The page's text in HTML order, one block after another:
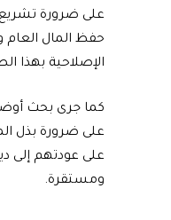
على ضرورة تشريع
حفظ المال العام
الإصلاحية بهذا
كما جرى بحث
على ضرورة بذل
على عودتهم إلى
ومستقرة.